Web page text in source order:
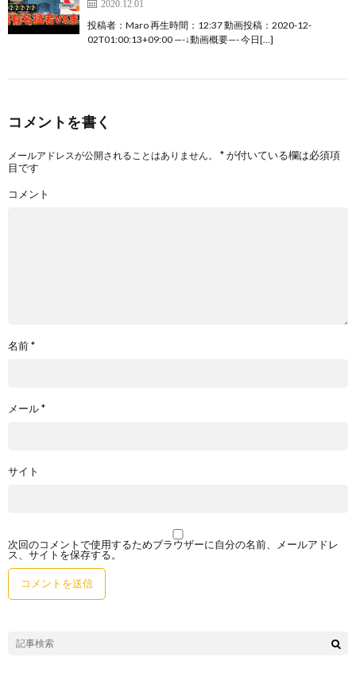
2020.12.01
投稿者：Maro 再生時間：12:37 動画投稿：2020-12-
02T01:00:13+09:00 —-↓動画概要—- 今日[…]
コメントを書く
メールアドレスが公開されることはありません。 *が付いている欄は必須項
目です
コメント
名前*
メール*
サイト
次回のコメントで使用するためブラウザーに自分の名前、メールアドレ
ス、サイトを保存する。